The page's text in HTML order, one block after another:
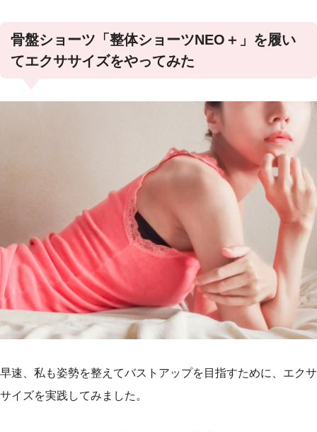
骨盤ショーツ「整体ショーツNEO＋」を履い
てエクササイズをやってみた
早速、私も姿勢を整えてバストアップを目指すために、エクサ
サイズを実践してみました。